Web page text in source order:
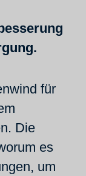
für
Die
es
um